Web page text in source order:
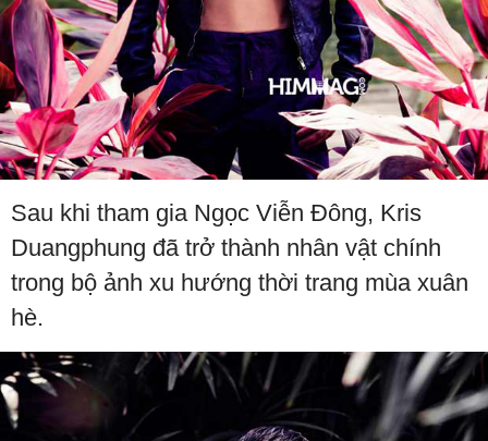
Sau khi tham gia Ngọc Viễn Đông, Kris
Duangphung đã trở thành nhân vật chính
trong bộ ảnh xu hướng thời trang mùa xuân
hè.